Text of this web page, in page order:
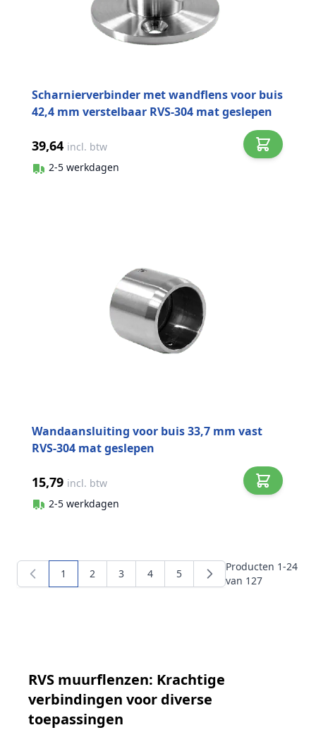
Scharnierverbinder met wandflens voor buis
42,4 mm verstelbaar RVS-304 mat geslepen
39,64 incl. btw
2-5 werkdagen
Wandaansluiting voor buis 33,7 mm vast
RVS-304 mat geslepen
15,79 incl. btw
2-5 werkdagen
Producten 1-24
van 127
U lees momenteel pagina
1 Pagina
2 Pagina
3 Pagina
4 Pagina
5
RVS muurflenzen: Krachtige
verbindingen voor diverse
toepassingen